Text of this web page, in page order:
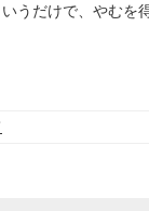
うだけで、やむを